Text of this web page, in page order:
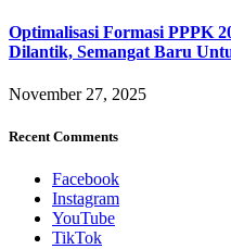
Optimalisasi Formasi PPPK
Dilantik, Semangat Baru
November 27, 2025
Recent Comments
Facebook
Instagram
YouTube
TikTok